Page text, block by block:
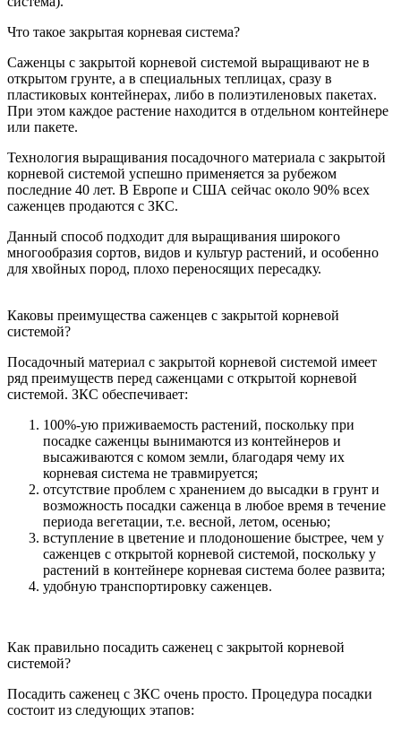
Что такое закрытая корневая система?
Саженцы с закрытой корневой системой выращивают не в
открытом грунте, а в специальных теплицах, сразу в
пластиковых контейнерах, либо в полиэтиленовых пакетах.
При этом каждое растение находится в отдельном контейнере
или пакете.
Технология выращивания посадочного материала с закрытой
корневой системой успешно применяется за рубежом
последние 40 лет. В Европе и США сейчас около 90% всех
саженцев продаются с ЗКС.
Данный способ подходит для выращивания широкого
многообразия сортов, видов и культур растений, и особенно
для хвойных пород, плохо переносящих пересадку.
Каковы преимущества саженцев с закрытой корневой
системой?
Посадочный материал с закрытой корневой системой имеет
ряд преимуществ перед саженцами с открытой корневой
системой. ЗКС обеспечивает:
100%-ую приживаемость растений, поскольку при
посадке саженцы вынимаются из контейнеров и
высаживаются с комом земли, благодаря чему их
корневая система не травмируется;
отсутствие проблем с хранением до высадки в грунт и
возможность посадки саженца в любое время в течение
периода вегетации, т.е. весной, летом, осенью;
вступление в цветение и плодоношение быстрее, чем у
саженцев с открытой корневой системой, поскольку у
растений в контейнере корневая система более развита;
удобную транспортировку саженцев.
Как правильно посадить саженец с закрытой корневой
системой?
Посадить саженец с ЗКС очень просто. Процедура посадки
состоит из следующих этапов: